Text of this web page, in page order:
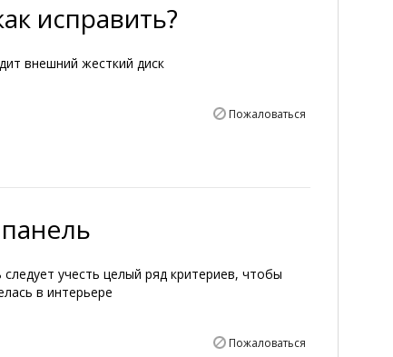
исправить?
внешний жесткий диск
Пожаловаться
учесть целый ряд критериев, чтобы
в интерьере
Пожаловаться